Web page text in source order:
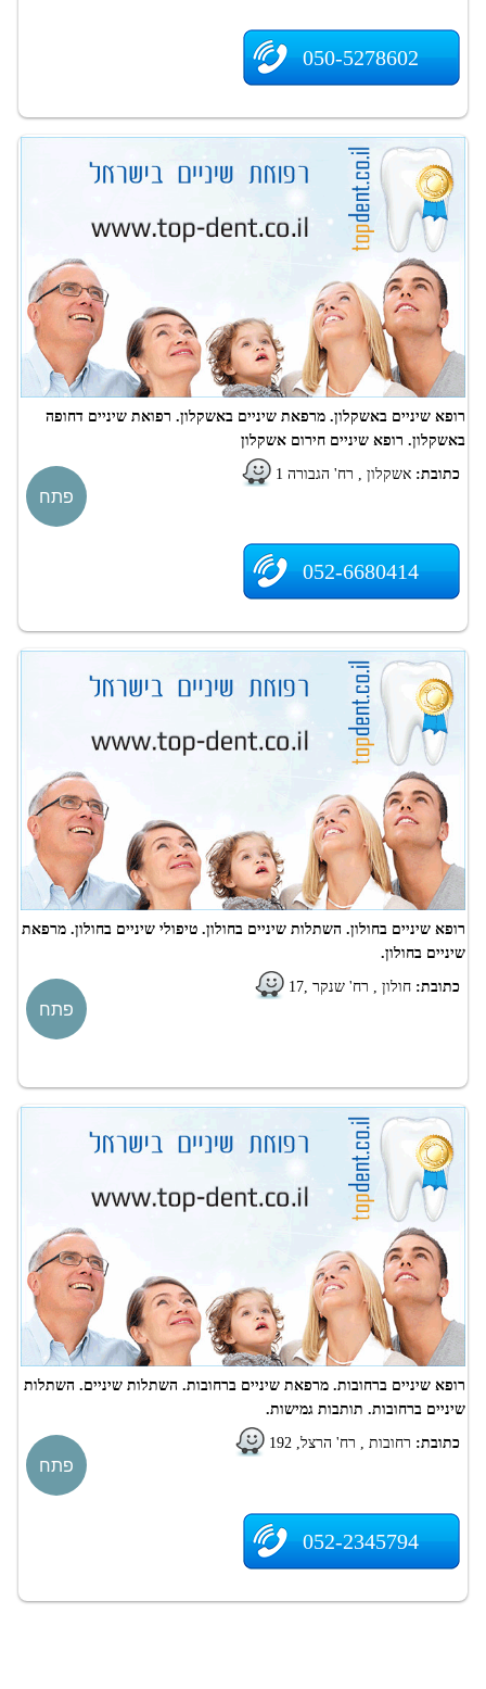
050-5278602
רופא שיניים באשקלון. מרפאת שיניים באשקלון. רפואת שיניים דחופה
באשקלון. רופא שיניים חירום אשקלון
כתובת: אשקלון , רח' הגבורה 1
052-6680414
פתח
רופא שיניים בחולון. השתלות שיניים בחולון. טיפולי שיניים בחולון. מרפאת
שיניים בחולון.
כתובת: חולון , רח' שנקר ,17
פתח
רופא שיניים ברחובות. מרפאת שיניים ברחובות. השתלות שיניים. השתלות
שיניים ברחובות. תותבות גמישות.
כתובת: רחובות , רח' הרצל, 192
052-2345794
פתח